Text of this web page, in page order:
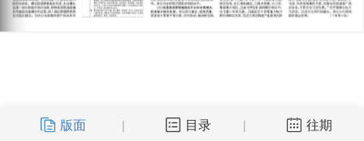
版面 | 目录 | 往期